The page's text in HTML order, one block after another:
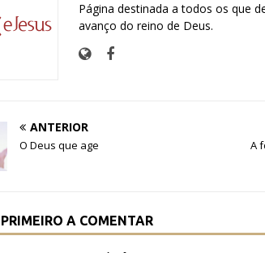
p
Página destinada a todos os que
avanço do reino de Deus.
ANTERIOR
O Deus que age A
A COMENTAR